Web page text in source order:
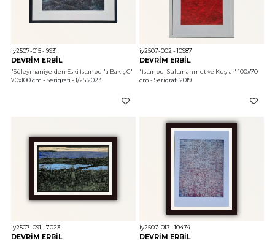
iy2507-015 - 9931
DEVRİM ERBİL
"Süleymaniye'den Eski İstanbul'a Bakış€"
70x100 cm - Serigrafi - 1/25 2023
iy2507-002 - 10987
DEVRİM ERBİL
"İstanbul Sultanahmet ve Kuşlar" 100x70
cm - Serigrafi 2019
iy2507-091 - 7023
DEVRİM ERBİL
iy2507-013 - 10474
DEVRİM ERBİL